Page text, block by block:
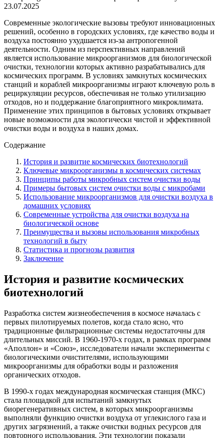
23.07.2025
Современные экологические вызовы требуют инновационных
решений, особенно в городских условиях, где качество воды и
воздуха постоянно ухудшается из-за антропогенной
деятельности. Одним из перспективных направлений
является использование микроорганизмов для биологической
очистки, технологии которых активно разрабатывались для
космических программ. В условиях замкнутых космических
станций и кораблей микроорганизмы играют ключевую роль в
рециркуляции ресурсов, обеспечивая не только утилизацию
отходов, но и поддержание благоприятного микроклимата.
Применение этих принципов в бытовых условиях открывает
новые возможности для экологически чистой и эффективной
очистки воды и воздуха в наших домах.
Содержание
История и развитие космических биотехнологий
Ключевые микроорганизмы в космических системах
Принципы работы микробных систем очистки воды
Примеры бытовых систем очистки воды с микробами
Использование микроорганизмов для очистки воздуха в
домашних условиях
Современные устройства для очистки воздуха на
биологической основе
Преимущества и вызовы использования микробных
технологий в быту
Статистика и прогнозы развития
Заключение
История и развитие космических
биотехнологий
Разработка систем жизнеобеспечения в космосе началась с
первых пилотируемых полетов, когда стало ясно, что
традиционные фильтрационные системы недостаточны для
длительных миссий. В 1960-1970-х годах, в рамках программ
«Аполлон» и «Союз», исследователи начали эксперименты с
биологическими очистителями, использующими
микроорганизмы для обработки воды и разложения
органических отходов.
В 1990-х годах международная космическая станция (МКС)
стала площадкой для испытаний замкнутых
биорегенеративных систем, в которых микроорганизмы
выполняли функцию очистки воздуха от углекислого газа и
других загрязнений, а также очистки водных ресурсов для
повторного использования. Эти технологии показали